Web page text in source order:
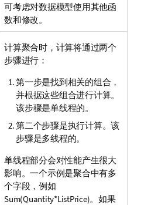
可考虑对数据模型使用其他函
数和修改。
计算聚合时，计算将通过两个
步骤进行：
第一步是找到相关的组合，
并根据这些组合进行计算。
该步骤是单线程的。
第二个步骤是执行计算。该
步骤是多线程的。
单线程部分会对性能产生很大
影响。一个示例是聚合中有多
个字段，例如
Sum(Quantity*ListPrice)。如果